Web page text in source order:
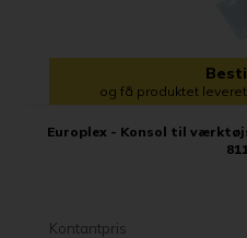
og få produktet
Europlex - Konsol til
Kontantpris